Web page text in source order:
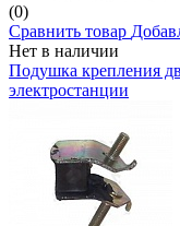
(0)
Сравнить товар
Нет в наличии
Подушка крепления
электростанции